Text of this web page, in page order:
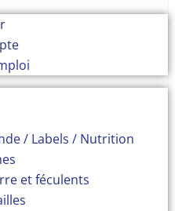
/ Labels / Nutrition
et féculents